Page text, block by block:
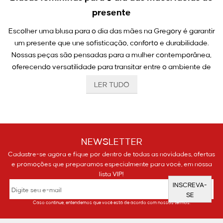
presente
Escolher uma blusa para o dia das mães na Gregory é garantir
um presente que une sofisticação, conforto e durabilidade.
Nossas peças são pensadas para a mulher contemporânea,
oferecendo versatilidade para transitar entre o ambiente de
Por que garantir as blusas femininas para o dia
das mães: ideias de presente?
Garantir uma peça desta seleção é investir em moda
atemporal e funcional. A Gregory, com sua trajetória desde
1981, domina a arte de criar roupas que acompanham a rotina
LER TUDO
NEWSLETTER
Cadastre-se agora e fique por dentro de todas as novidades, ofertas
e promoções que preparamos especialmente para você, em nossa
lista VIP!
INSCREVA-
SE
Caso continue, entendemos que você está de acordo com nossos termos.